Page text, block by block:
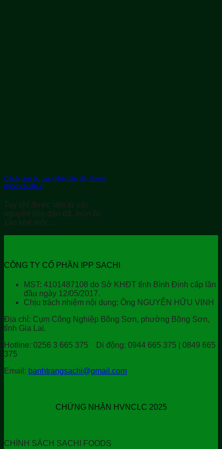
Cách làm ốc xào khế dân dã, thơm
ngon chuẩn vị
Tuy chỉ được làm từ các
nguyên liệu dân dã, món ốc
xào khế mộc...
CÔNG TY CỔ PHẦN IPP SACHI
MST: 4101487108 do Sở KHĐT tỉnh Bình Định cấp lần
đầu ngày 12/05/2017.
Chịu trách nhiệm nội dung: Ông NGUYỄN HỮU VINH
Địa chỉ: Cụm Công Nghiệp Bồng Sơn, phường Bồng Sơn,
tỉnh Gia Lai.
Hotline: 0256 3 665 375 Di động: 0944 665 375 | 0849 665
375
Email: banhtrangsachi@gmail.com
CHỨNG NHẬN HVNCLC 2025
CHÍNH SÁCH SACHI FOODS